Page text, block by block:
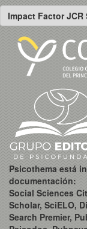
Impact Factor JCR
Psicothema está
documentación:
Social Sciences
Scholar, SciELO,
Search Premier,